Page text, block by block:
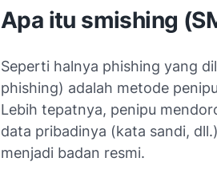
Apa itu smishing
Seperti halnya phishing yang
phishing) adalah metode
Lebih tepatnya, penipu
data pribadinya (kata sandi,
menjadi badan resmi.